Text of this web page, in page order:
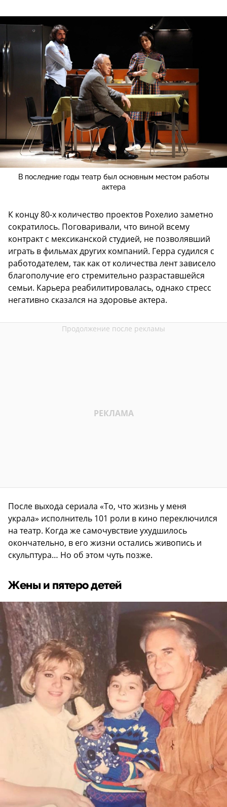
В последние годы театр был основным местом работы
актера
К концу 80-х количество проектов Рохелио заметно
сократилось. Поговаривали, что виной всему
контракт с мексиканской студией, не позволявший
играть в фильмах других компаний. Герра судился с
работодателем, так как от количества лент зависело
благополучие его стремительно разраставшейся
семьи. Карьера реабилитировалась, однако стресс
негативно сказался на здоровье актера.
После выхода сериала «То, что жизнь у меня
украла» исполнитель 101 роли в кино переключился
на театр. Когда же самочувствие ухудшилось
окончательно, в его жизни остались живопись и
скульптура… Но об этом чуть позже.
Жены и пятеро детей